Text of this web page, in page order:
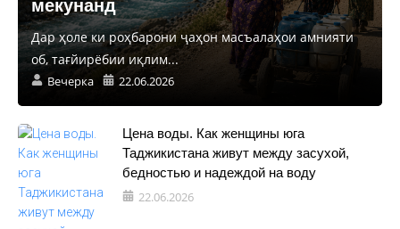
мекунанд
Дар ҳоле ки роҳбарони ҷаҳон масъалаҳои амнияти
об, тағйирёбии иқлим...
Вечерка 22.06.2026
Цена воды. Как женщины юга
Таджикистана живут между засухой,
бедностью и надеждой на воду
22.06.2026